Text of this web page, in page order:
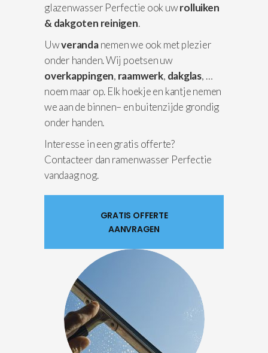
glazenwasser Perfectie ook uwrolluiken
& dakgoten reinigen.
Uwverandanemen we ook met plezier
onder handen. Wij poetsen uw
overkappingen, raamwerk, dakglas, …
noem maar op. Elk hoekje en kantje nemen
we aan de binnen– en buitenzijde grondig
onder handen.
Interesse in een gratis offerte?
Contacteer dan ramenwasser Perfectie
vandaag nog.
GRATIS OFFERTE
AANVRAGEN